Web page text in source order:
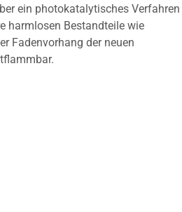
ein photokatalytisches Verfahren
harmlosen Bestandteile wie
Fadenvorhang der neuen